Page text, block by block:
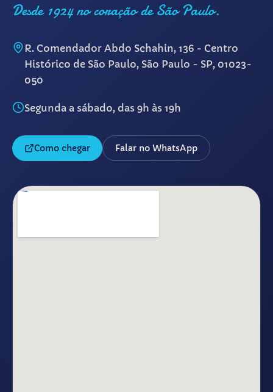
Desde 1924 no coração de São Paulo.
R. Comendador Abdo Schahin, 136 - Centro
Histórico de São Paulo, São Paulo - SP, 01023-
050
Segunda a sábado, das 9h às 19h
Como chegar Falar no WhatsApp